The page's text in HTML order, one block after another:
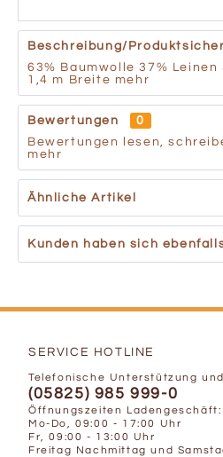
Beschreibung/
63% Baumwolle 37%
1,4 m Breite mehr
Bewertungen
0
Bewertungen lesen,
mehr
Ähnliche Artikel
Kunden haben sich
SERVICE HOTLINE
Telefonische Unterstützung
(05825) 985 999-0
Öffnungszeiten Ladengeschäft:
Mo-Do, 09:00 - 17:00 Uhr
Fr, 09:00 - 13:00 Uhr
Freitag Nachmittag und